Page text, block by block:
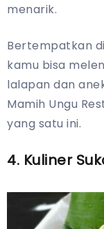
menarik.
Bertempatkan
kamu bisa
lalapan dan
Mamih Ungu
yang satu ini.
4. Kuliner